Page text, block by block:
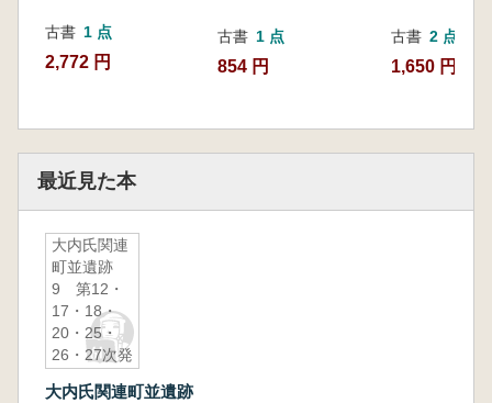
古書 1 点
2,772 円
古書 1 点
854 円
古書 2 点
1,650 円~
最近見た本
大内氏関連
町並遺跡
9 第12・
17・18・
20・25・
26・27次発
大内氏関連町並遺跡